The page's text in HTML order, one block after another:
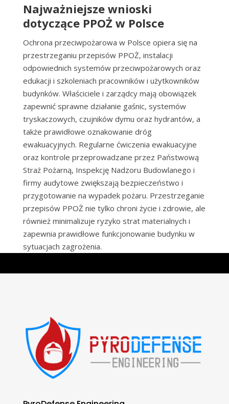
Najważniejsze wnioski
dotyczące PPOŻ w Polsce
Ochrona przeciwpożarowa w Polsce opiera się na
przestrzeganiu przepisów PPOŻ, instalacji
odpowiednich systemów przeciwpożarowych oraz
edukacji i szkoleniach pracowników i użytkowników
budynków. Właściciele i zarządcy mają obowiązek
zapewnić sprawne działanie gaśnic, systemów
tryskaczowych, czujników dymu oraz hydrantów, a
także prawidłowe oznakowanie dróg
ewakuacyjnych. Regularne ćwiczenia ewakuacyjne
oraz kontrole przeprowadzane przez Państwową
Straż Pożarną, Inspekcję Nadzoru Budowlanego i
firmy audytowe zwiększają bezpieczeństwo i
przygotowanie na wypadek pożaru. Przestrzeganie
przepisów PPOŻ nie tylko chroni życie i zdrowie, ale
również minimalizuje ryzyko strat materialnych i
zapewnia prawidłowe funkcjonowanie budynku w
sytuacjach zagrożenia.